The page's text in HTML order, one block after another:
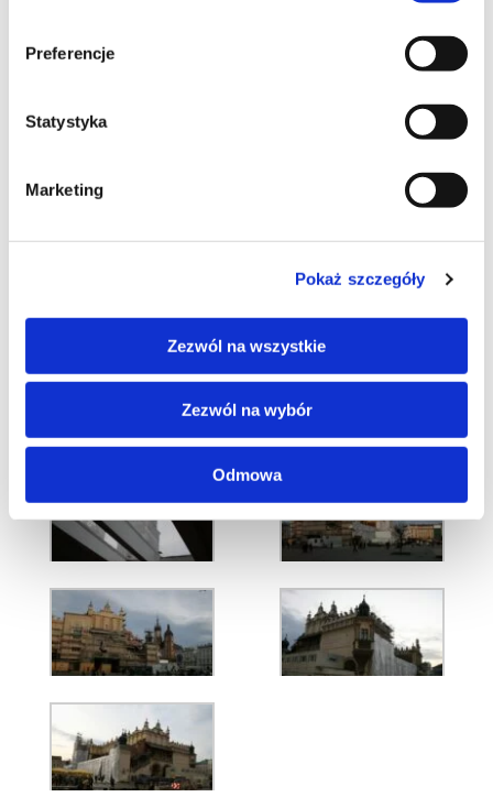
Preferencje
Statystyka
Marketing
Pokaż szczegóły
Zezwól na wszystkie
Zezwól na wybór
Odmowa